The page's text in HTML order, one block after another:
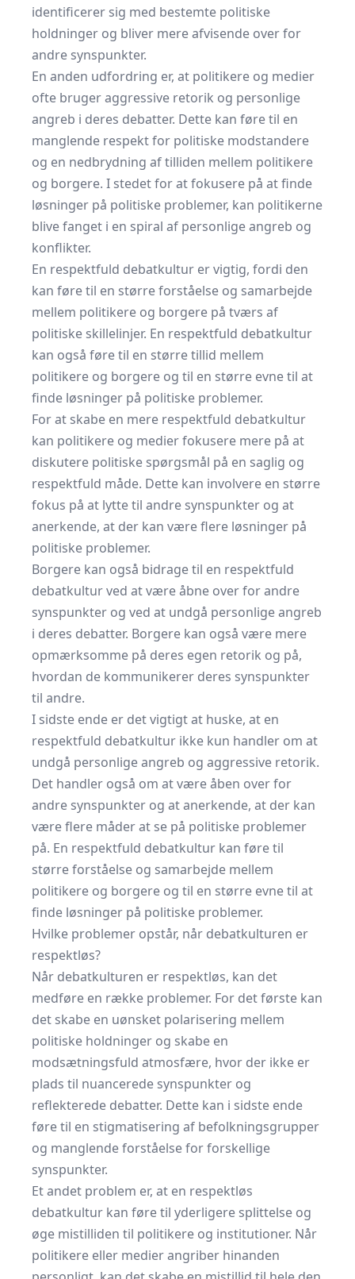
identificerer sig med bestemte politiske
holdninger og bliver mere afvisende over for
andre synspunkter.
En anden udfordring er, at politikere og medier
ofte bruger aggressive retorik og personlige
angreb i deres debatter. Dette kan føre til en
manglende respekt for politiske modstandere
og en nedbrydning af tilliden mellem politikere
og borgere. I stedet for at fokusere på at finde
løsninger på politiske problemer, kan politikerne
blive fanget i en spiral af personlige angreb og
konflikter.
En respektfuld debatkultur er vigtig, fordi den
kan føre til en større forståelse og samarbejde
mellem politikere og borgere på tværs af
politiske skillelinjer. En respektfuld debatkultur
kan også føre til en større tillid mellem
politikere og borgere og til en større evne til at
finde løsninger på politiske problemer.
For at skabe en mere respektfuld debatkultur
kan politikere og medier fokusere mere på at
diskutere politiske spørgsmål på en saglig og
respektfuld måde. Dette kan involvere en større
fokus på at lytte til andre synspunkter og at
anerkende, at der kan være flere løsninger på
politiske problemer.
Borgere kan også bidrage til en respektfuld
debatkultur ved at være åbne over for andre
synspunkter og ved at undgå personlige angreb
i deres debatter. Borgere kan også være mere
opmærksomme på deres egen retorik og på,
hvordan de kommunikerer deres synspunkter
til andre.
I sidste ende er det vigtigt at huske, at en
respektfuld debatkultur ikke kun handler om at
undgå personlige angreb og aggressive retorik.
Det handler også om at være åben over for
andre synspunkter og at anerkende, at der kan
være flere måder at se på politiske problemer
på. En respektfuld debatkultur kan føre til
større forståelse og samarbejde mellem
politikere og borgere og til en større evne til at
finde løsninger på politiske problemer.
Hvilke problemer opstår, når debatkulturen er
respektløs?
Når debatkulturen er respektløs, kan det
medføre en række problemer. For det første kan
det skabe en uønsket polarisering mellem
politiske holdninger og skabe en
modsætningsfuld atmosfære, hvor der ikke er
plads til nuancerede synspunkter og
reflekterede debatter. Dette kan i sidste ende
føre til en stigmatisering af befolkningsgrupper
og manglende forståelse for forskellige
synspunkter.
Et andet problem er, at en respektløs
debatkultur kan føre til yderligere splittelse og
øge mistilliden til politikere og institutioner. Når
politikere eller medier angriber hinanden